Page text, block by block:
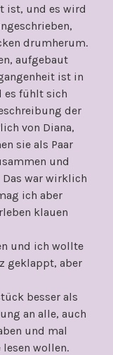
ist, und es wird
drumherum.
aufgebaut
ist in
es fühlt sich
der
von Diana,
sie als Paar
und
war wirklich
ich aber
klauen
und ich wollte
geklappt, aber
besser als
an alle, auch
und mal
lesen wollen.